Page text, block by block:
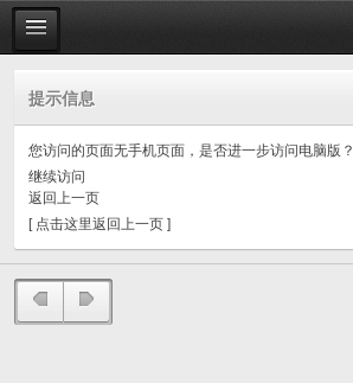
提示信息
您访问的页面无手机页面，是否进一步访问电脑版？
继续访问
返回上一页
[ 点击这里返回上一页 ]